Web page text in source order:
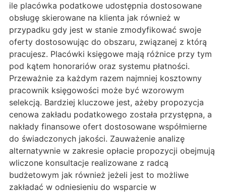
ile placówka podatkowe udostępnia dostosowane
obsługę skierowane na klienta jak również w
przypadku gdy jest w stanie zmodyfikować swoje
oferty dostosowując do obszaru, związanej z którą
pracujesz. Placówki księgowe mają różnice przy tym
pod kątem honorariów oraz systemu płatności.
Przeważnie za każdym razem najmniej kosztowny
pracownik księgowości może być wzorowym
selekcją. Bardziej kluczowe jest, ażeby propozycja
cenowa zakładu podatkowego została przystępna, a
nakłady finansowe ofert dostosowane współmierne
do świadczonych jakości. Zauważenie analizę
alternatywnie w zakresie opłacie propozycji obejmują
wliczone konsultacje realizowane z radcą
budżetowym jak również jeżeli jest to możliwe
zakładać w odniesieniu do wsparcie w